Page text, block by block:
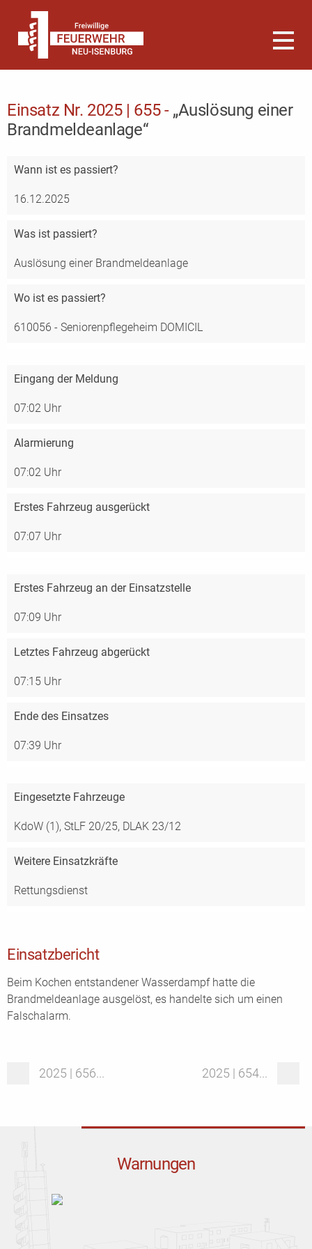
Einsatz Nr. 2025 | 655 - „Auslösung einer
Brandmeldeanlage“
Wann ist es passiert?
16.12.2025
Was ist passiert?
Auslösung einer Brandmeldeanlage
Wo ist es passiert?
610056 - Seniorenpflegeheim DOMICIL
Eingang der Meldung
07:02 Uhr
Alarmierung
07:02 Uhr
Erstes Fahrzeug ausgerückt
07:07 Uhr
Erstes Fahrzeug an der Einsatzstelle
07:09 Uhr
Letztes Fahrzeug abgerückt
07:15 Uhr
Ende des Einsatzes
07:39 Uhr
Eingesetzte Fahrzeuge
KdoW (1), StLF 20/25, DLAK 23/12
Weitere Einsatzkräfte
Rettungsdienst
Einsatzbericht
Beim Kochen entstandener Wasserdampf hatte die
Brandmeldeanlage ausgelöst, es handelte sich um einen
Falschalarm.
2025 | 656... 2025 | 654...
Warnungen